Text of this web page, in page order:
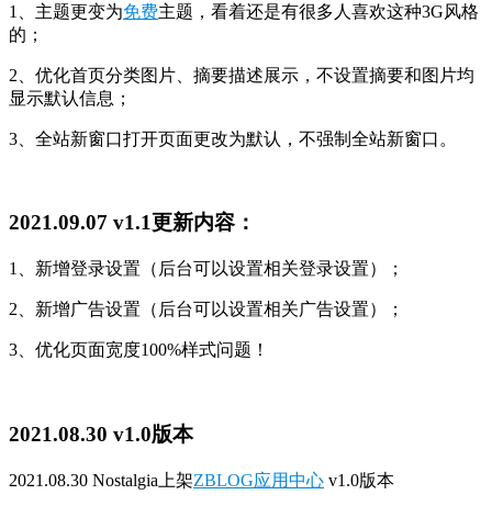
1、主题更变为免费主题，看着还是有很多人喜欢这种3G风格
的；
2、优化首页分类图片、摘要描述展示，不设置摘要和图片均
显示默认信息；
3、全站新窗口打开页面更改为默认，不强制全站新窗口。
2021.09.07 v1.1更新内容：
1、新增登录设置（后台可以设置相关登录设置）；
2、新增广告设置（后台可以设置相关广告设置）；
3、优化页面宽度100%样式问题！
2021.08.30 v1.0版本
2021.08.30 Nostalgia上架ZBLOG应用中心 v1.0版本